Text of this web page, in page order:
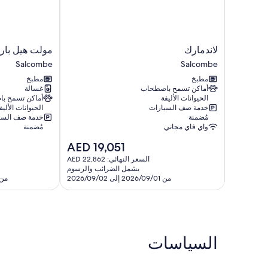
لاندمارك
Salcombe
لاندمارك
Salcombe
مطبخ
أماكن تسمح باصطحاب
الحيوانات الأليفة
خدمة صف السيارات
مُضمنة
واي فاي مجاني
السعر
الحالي
هو
AED
19,051
AED 19,051
السعر النهائي: AED 22,862
يشمل الضرائب والرسوم
من 2026/09/01 إلى 2026/09/02
مولت
هيل
بارن
Salcombe
مولت هيل
Salcombe
مطبخ
غسالة
أماكن تسمح
الحيوانات
خدمة صف
مُضمنة
من 2026/09/03 إلى
السياسات